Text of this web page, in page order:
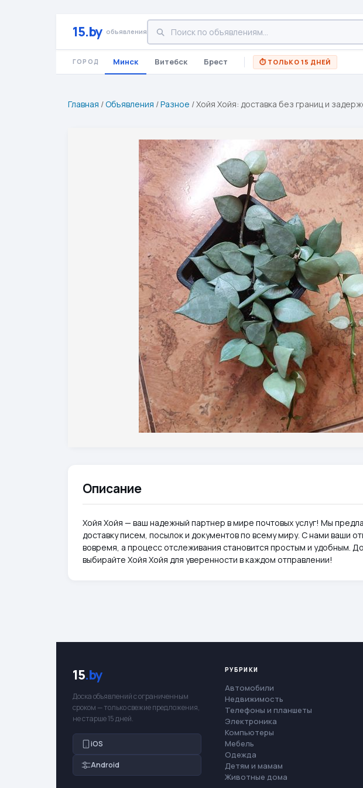
15.by объявления
ГОРОД Минск Витебск Брест ⏱ ТОЛЬКО 15 ДНЕЙ
Главная /Объявления /Разное /Хойя Хойя: доставка без границ и
Описание
Хойя Хойя — ваш надежный партнер в мире почтовых услуг! Мы
доставку писем, посылок и документов по всему миру. С нами ваши
вовремя, а процесс отслеживания становится простым и удобным.
выбирайте Хойя Хойя для уверенности в каждом отправлении!
15.by
Доска объявлений с ограниченным
сроком — только свежие предложения,
не старше 15 дней.
iOS
Android
РУБРИКИ
Автомобили
Недвижимость
Телефоны и планшеты
Электроника
Компьютеры
Мебель
Одежда
Детям и мамам
Животные дома